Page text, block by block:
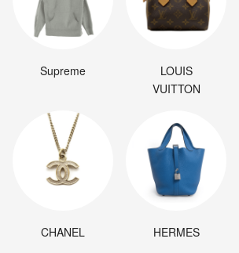
Supreme
LOUIS
VUITTON
CHANEL HERMES